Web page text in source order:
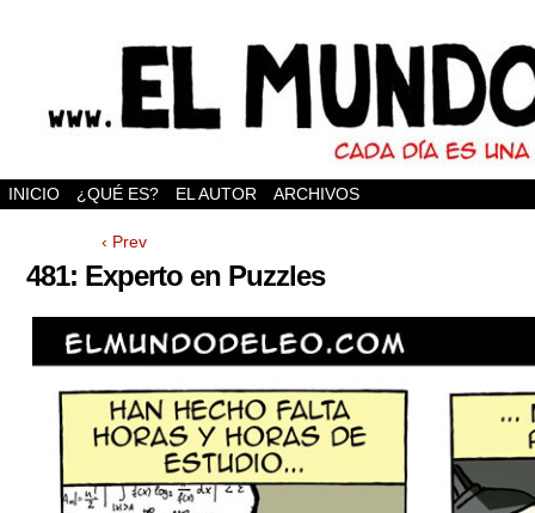
INICIO ¿QUÉ ES? EL AUTOR ARCHIVOS
‹ Prev
481: Experto en Puzzles